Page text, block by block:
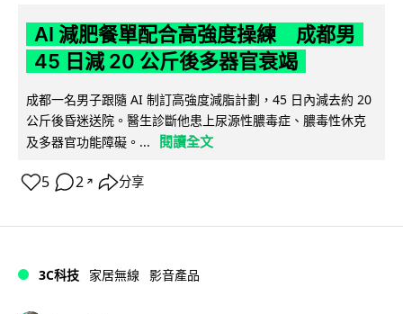
AI 減肥餐單配合高強度操練 成都男
45 日減 20 公斤後多器官衰竭
成都一名男子跟隨 AI 制訂高強度減脂計劃，45 日內減去約 20
公斤後昏迷送院。醫生診斷他患上尿源性膿毒症、膿毒性休克
及多器官功能障礙。...
閱讀全文
5 2 ↗ 分享
3C科技 家居無線 影音產品